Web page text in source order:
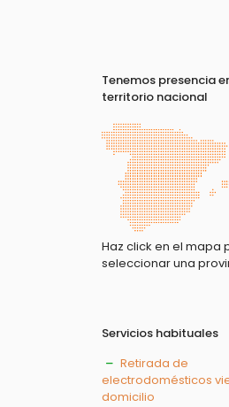
Tenemos presencia
territorio nacional
Haz click en el mapa
seleccionar una
Servicios habituales
Retirada de
electrodomésticos
domicilio